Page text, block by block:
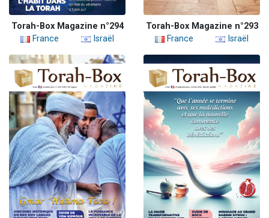
Torah-Box Magazine n°294
France
Israël
Torah-Box Magazine n°293
France
Israël